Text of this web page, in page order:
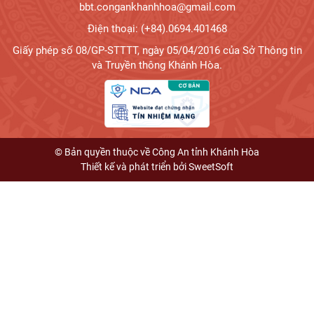
bbt.congankhanhhoa@gmail.com
Điện thoại: (+84).0694.401468
Giấy phép số 08/GP-STTTT, ngày 05/04/2016 của Sở Thông tin
và Truyền thông Khánh Hòa.
© Bản quyền thuộc về Công An tỉnh Khánh Hòa
Thiết kế và phát triển bởiSweetSoft